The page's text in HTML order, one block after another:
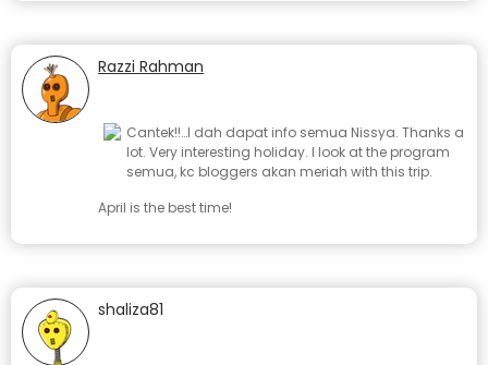
Razzi Rahman
Cantek!!…I dah dapat info semua Nissya. Thanks a
lot. Very interesting holiday. I look at the program
semua, kc bloggers akan meriah with this trip.
April is the best time!
shaliza81